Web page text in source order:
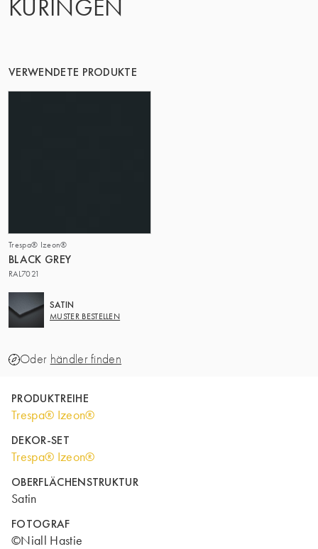
KURINGEN
VERWENDETE PRODUKTE
Trespa® Izeon®
BLACK GREY
RAL7021
SATIN
MUSTER BESTELLEN
Oder händler finden
PRODUKTREIHE
Trespa® Izeon®
DEKOR-SET
Trespa® Izeon®
OBERFLÄCHENSTRUKTUR
Satin
FOTOGRAF
©Niall Hastie